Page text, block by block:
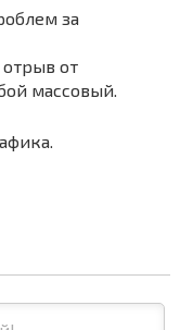
за
от
массовый.